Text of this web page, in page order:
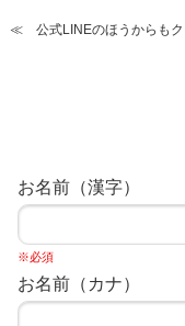
≪ 公式LINEのほうからも
お名前（漢字）
※必須
お名前（カナ）